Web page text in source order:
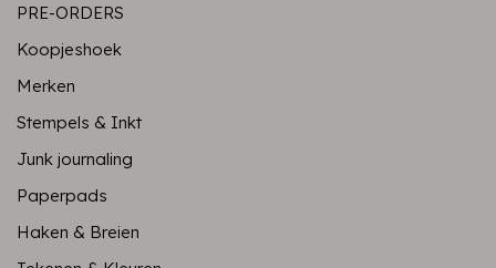
PRE-ORDERS
Koopjeshoek
Merken
Stempels & Inkt
Junk journaling
Paperpads
Haken & Breien